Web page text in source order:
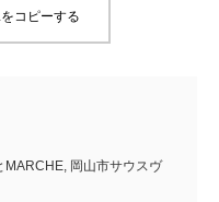
コピーする
MARCHE, 岡山市サウスヴ